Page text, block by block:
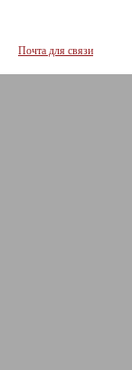
Почта для связи